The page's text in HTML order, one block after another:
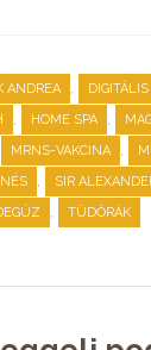
ANDREA ,
, HOME SPA ,
MRNS-VAKCINA ,
, SIR
, TÜDŐRÁK